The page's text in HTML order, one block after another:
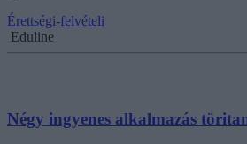
Érettségi-felvételi
Eduline
Négy ingyenes alkalmazás